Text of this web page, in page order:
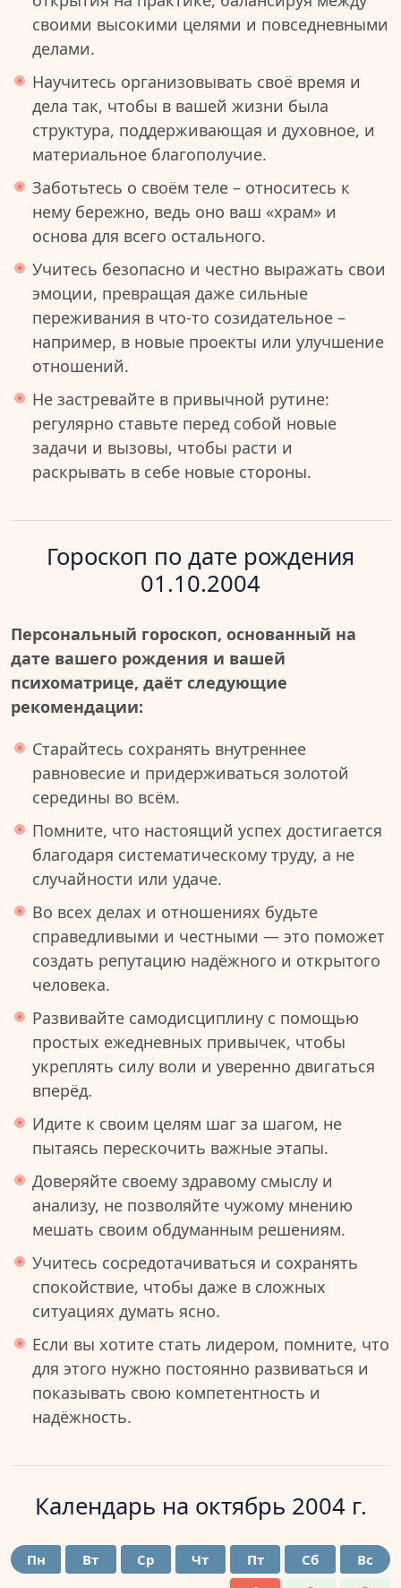
своими высокими целями и повседневными
делами.
Научитесь организовывать своё время и
дела так, чтобы в вашей жизни была
структура, поддерживающая и духовное, и
материальное благополучие.
Заботьтесь о своём теле – относитесь к
нему бережно, ведь оно ваш «храм» и
основа для всего остального.
Учитесь безопасно и честно выражать свои
эмоции, превращая даже сильные
переживания в что-то созидательное –
например, в новые проекты или улучшение
отношений.
Не застревайте в привычной рутине:
регулярно ставьте перед собой новые
задачи и вызовы, чтобы расти и
раскрывать в себе новые стороны.
Гороскоп по дате рождения
01.10.2004
Персональный гороскоп, основанный на
дате вашего рождения и вашей
психоматрице, даёт следующие
рекомендации:
Старайтесь сохранять внутреннее
равновесие и придерживаться золотой
середины во всём.
Помните, что настоящий успех достигается
благодаря систематическому труду, а не
случайности или удаче.
Во всех делах и отношениях будьте
справедливыми и честными — это поможет
создать репутацию надёжного и открытого
человека.
Развивайте самодисциплину с помощью
простых ежедневных привычек, чтобы
укреплять силу воли и уверенно двигаться
вперёд.
Идите к своим целям шаг за шагом, не
пытаясь перескочить важные этапы.
Доверяйте своему здравому смыслу и
анализу, не позволяйте чужому мнению
мешать своим обдуманным решениям.
Учитесь сосредотачиваться и сохранять
спокойствие, чтобы даже в сложных
ситуациях думать ясно.
Если вы хотите стать лидером, помните, что
для этого нужно постоянно развиваться и
показывать свою компетентность и
надёжность.
Календарь на октябрь 2004 г.
Пн Вт Ср Чт Пт Сб Вс